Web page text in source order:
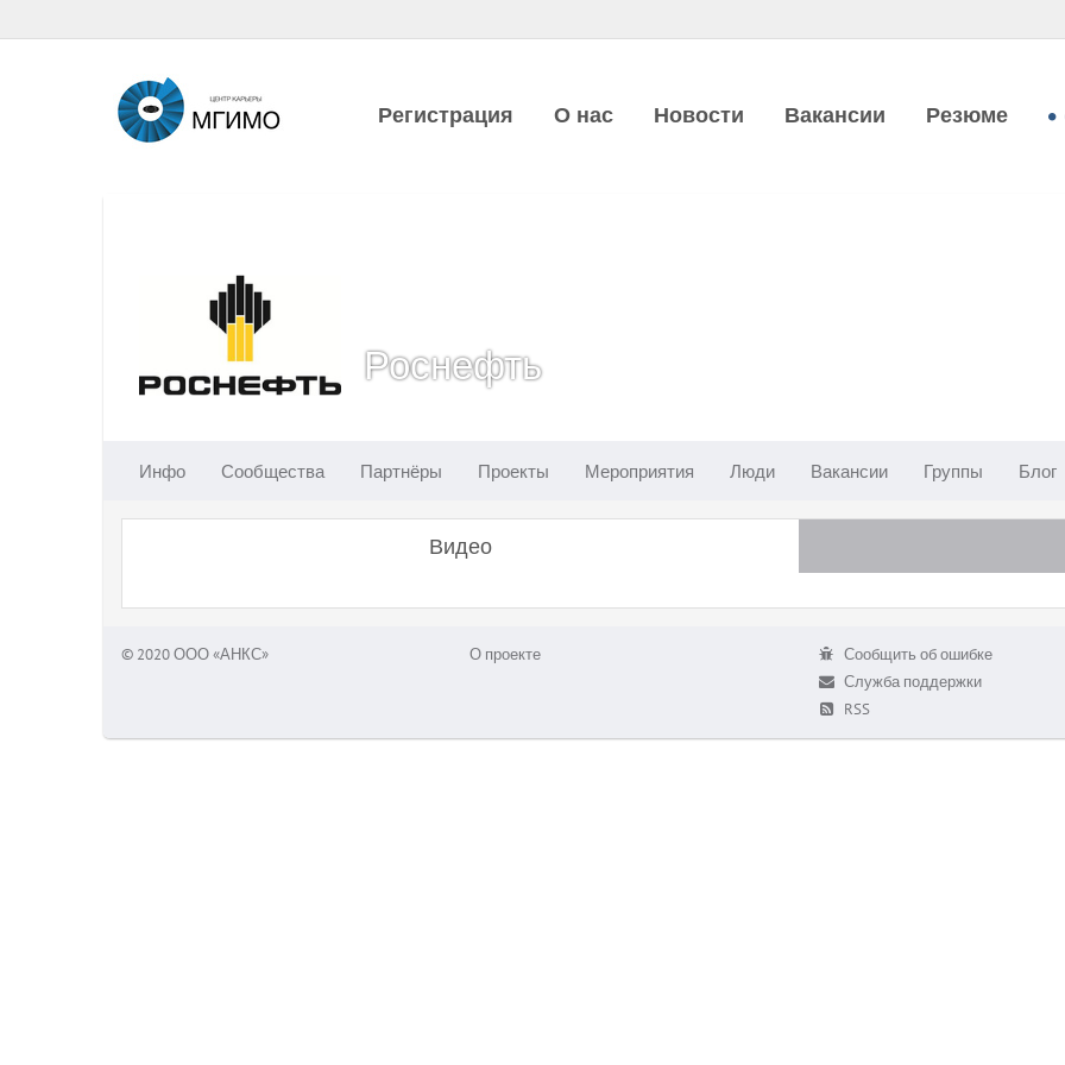
Регистрация О нас Новости Вакансии Резюме
Роснефть
Инфо Сообщества Партнёры Проекты Мероприятия Люди Вакансии Группы Блог
Видео
© 2020 ООО «АНКС» О проекте
Сообщить об ошибке
Служба поддержки
RSS